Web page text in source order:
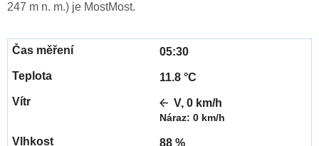
247 m n. m.) je MostMost.
05:30
11.8 °C
V, 0 km/h
Náraz: 0 km/h
88 %